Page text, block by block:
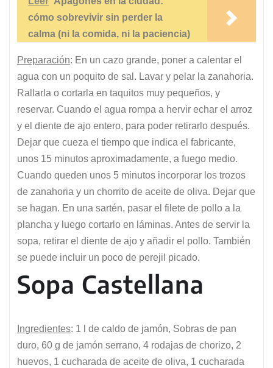
cómo sobrevivir sin perder la
calma (ni la comida, ni la paciencia)
Preparación: En un cazo grande, poner a calentar el
agua con un poquito de sal. Lavar y pelar la zanahoria.
Rallarla o cortarla en taquitos muy pequeños, y
reservar. Cuando el agua rompa a hervir echar el arroz
y el diente de ajo entero, para poder retirarlo después.
Dejar que cueza el tiempo que indica el fabricante,
unos 15 minutos aproximadamente, a fuego medio.
Cuando queden unos 5 minutos incorporar los trozos
de zanahoria y un chorrito de aceite de oliva. Dejar que
se hagan. En una sartén, pasar el filete de pollo a la
plancha y luego cortarlo en láminas. Antes de servir la
sopa, retirar el diente de ajo y añadir el pollo. También
se puede incluir un poco de perejil picado.
Sopa Castellana
Ingredientes: 1 l de caldo de jamón, Sobras de pan
duro, 60 g de jamón serrano, 4 rodajas de chorizo, 2
huevos, 1 cucharada de aceite de oliva, 1 cucharada